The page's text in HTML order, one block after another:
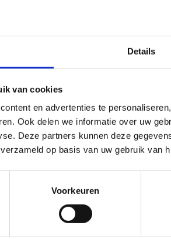
Details
van cookies
en advertenties te
Ook delen we informatie over uw
Deze partners kunnen deze
op basis van uw gebruik van
Voorkeuren